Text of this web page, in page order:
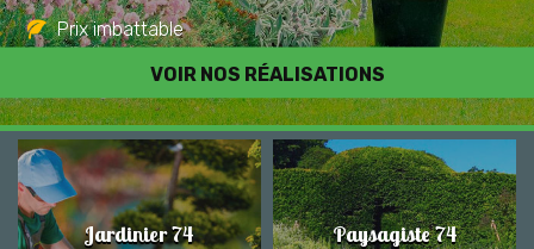
VOIR NOS RÉALISATIONS
Prix imbattable
Travail de qualité
Jardinier 74 Paysagiste 74